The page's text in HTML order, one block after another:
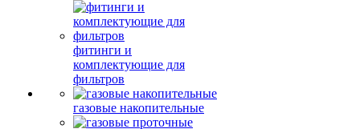
фитинги и
комплектующие для
фильтров
газовые накопительные